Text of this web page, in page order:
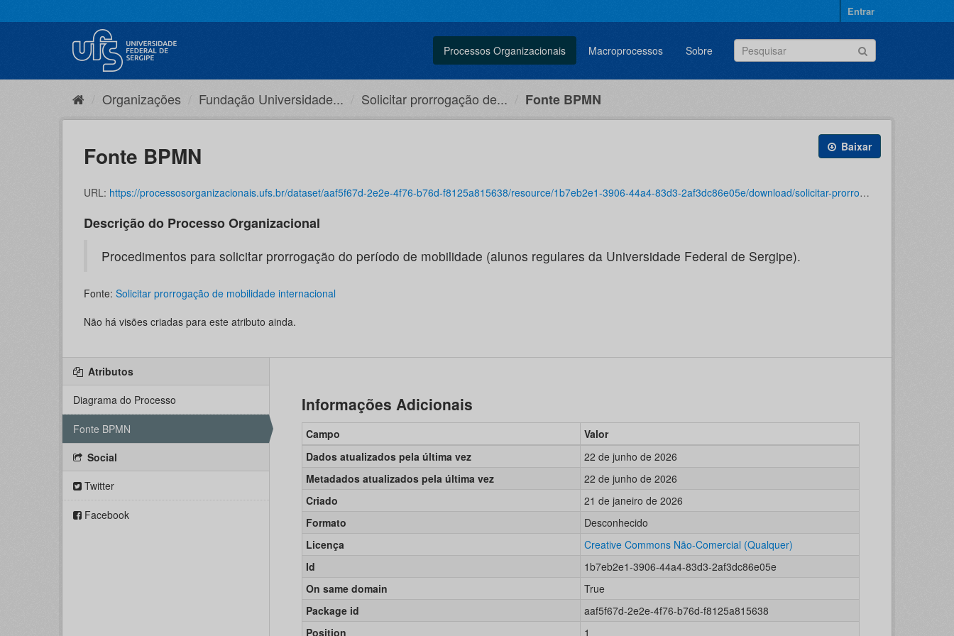
para
Entrar
Processos Organizacionais Macroprocessos Sobre
Organizações Fundação Universidade... Solicitar prorrogação de... Fonte BPMN
Baixar
Fonte BPMN
URL: https://processosorganizacionais.ufs.br/dataset/aaf5f67d-2e2e-4f76-b76d-f8125a815638/resource/1b7eb2e1-3906-44a4-83d3-2af3dc86e05e/download/solicitar-prorrogacao-de-mobilidade-internacional-16.06.png.bpm
Descrição do Processo Organizacional
Procedimentos para solicitar prorrogação do período de mobilidade (alunos regulares da Universidade Federal de Sergipe).
Fonte: Solicitar prorrogação de mobilidade internacional
Não há visões criadas para este atributo ainda.
Atributos
Diagrama do Processo
Fonte BPMN
Social
Twitter
Facebook
Informações Adicionais
Campo
Valor
Dados atualizados pela última vez
22 de junho de 2026
Metadados atualizados pela última vez
22 de junho de 2026
Criado
21 de janeiro de 2026
Formato
Desconhecido
Licença
Creative Commons Não-Comercial (Qualquer)
Id
1b7eb2e1-3906-44a4-83d3-2af3dc86e05e
On same domain
True
Package id
aaf5f67d-2e2e-4f76-b76d-f8125a815638
Position
1